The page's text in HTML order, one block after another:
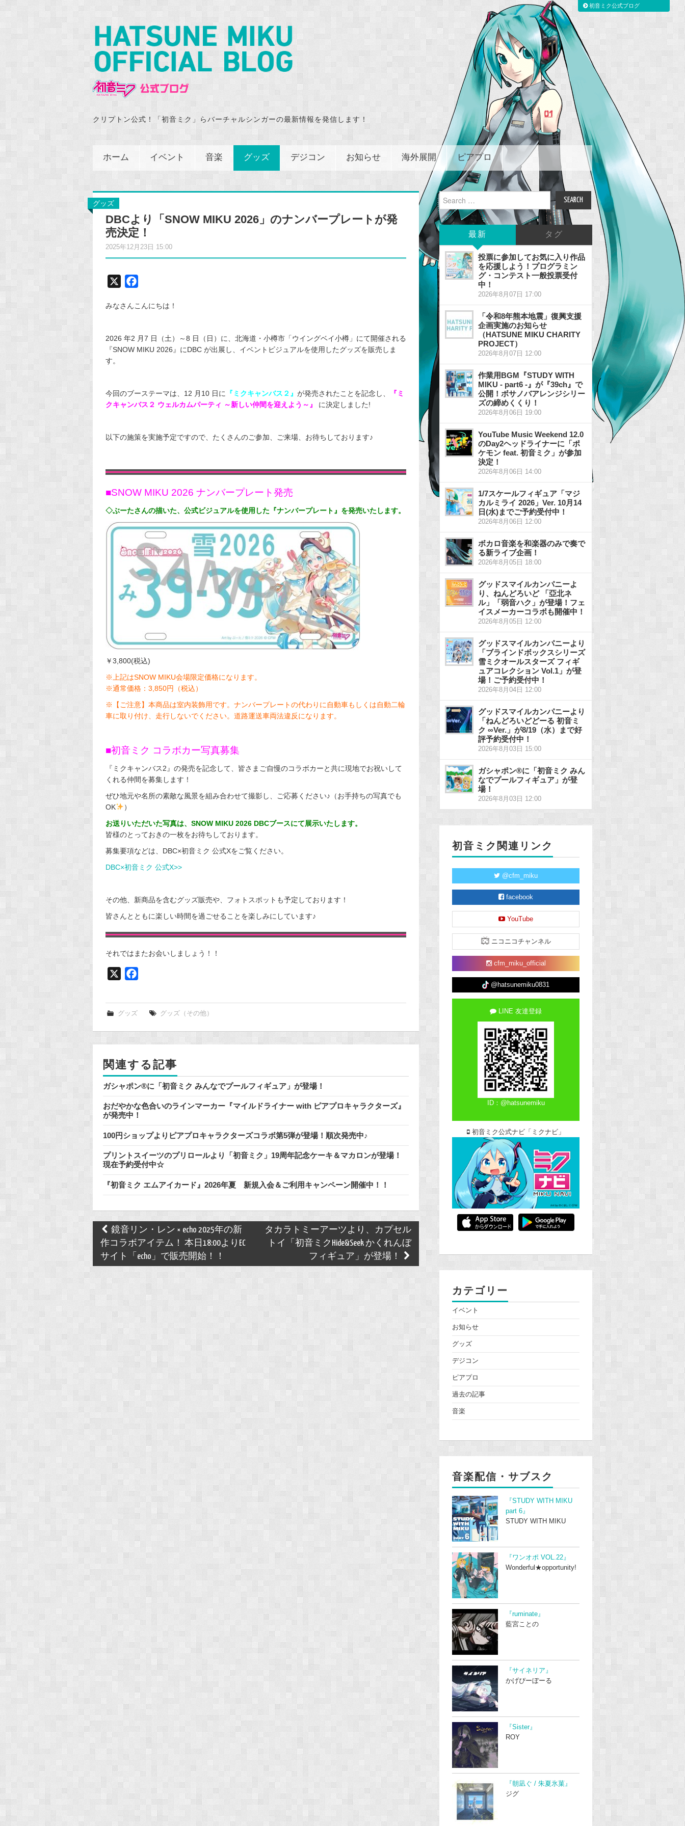
クリプトン公式！「初音ミク」らバーチャルシンガーの最新情報を発信します！
ホーム イベント 音楽 グッズ デジコン お知らせ 海外展開 ピアプロ
グッズ
DBCより「SNOW MIKU 2026」のナンバープレートが発
売決定！
2025年12月23日 15:00
c
b
o
みなさんこんにちは！
2026 年2 月7 日（土）～8 日（日）に、北海道・小樽市「ウイングベイ小樽」にて開催される
『SNOW MIKU 2026』にDBC が出展し、イベントビジュアルを使用したグッズを販売しま
す。
今回のブーステーマは、12 月10 日に 『ミクキャンバス２』 が発売されたことを記念し、
『ミ
クキャンバス２ ウェルカムパーティ ～新しい仲間を迎えよう～』
に決定しました!
以下の施策を実施予定ですので、たくさんのご参加、ご来場、お待ちしております♪
■SNOW MIKU 2026 ナンバープレート発売
◇ぶーたさんの描いた、公式ビジュアルを使用した『ナンバープレート』を発売いたします。
￥3,800(税込)
※上記はSNOW MIKU会場限定価格になります。
※通常価格：3,850円（税込）
※【ご注意】本商品は室内装飾用です。ナンバープレートの代わりに自動車もしくは自動二輪
車に取り付け、走行しないでください。道路運送車両法違反になります。
■初音ミク コラボカー写真募集
『ミクキャンバス2』の発売を記念して、皆さまご自慢のコラボカーと共に現地でお祝いして
くれる仲間を募集します！
ぜひ地元や名所の素敵な風景を組み合わせて撮影し、ご応募ください♪（お手持ちの写真でも
OK
）
お送りいただいた写真は、SNOW MIKU 2026 DBCブースにて展示いたします。
皆様のとっておきの一枚をお待ちしております。
募集要項などは、DBC×初音ミク 公式Xをご覧ください。
DBC×初音ミク 公式X>>
その他、新商品を含むグッズ販売や、フォトスポットも予定しております！
皆さんとともに楽しい時間を過ごせることを楽しみにしています♪
それではまたお会いしましょう！！
k
グッズ グッズ（その他）
関連する記事
ガシャポン®に「初音ミク みんなでプールフィギュア」が登場！
おだやかな色合いのラインマーカー『マイルドライナー with ピアプロキャラクターズ』
が発売中！
100円ショップよりピアプロキャラクターズコラボ第5弾が登場！順次発売中♪
プリントスイーツのプリロールより「初音ミク」19周年記念ケーキ＆マカロンが登場！
現在予約受付中☆
『初音ミク エムアイカード』2026年夏 新規入会＆ご利用キャンペーン開催中！！
Post
navigation
鏡音リン・レン × echo 2025年の新
作コラボアイテム！ 本日18:00よりEC
サイト「echo」で販売開始！！
タカラトミーアーツより、カプセル
トイ「初音ミクHide&Seek かくれんぼ
フィギュア」が登場！
Search
for:
最新 タグ
投票に参加してお気に入り作品
を応援しよう！プログラミン
グ・コンテスト一般投票受付
中！
2026年8月07日 17:00
「令和8年熊本地震」復興支援
企画実施のお知らせ
（HATSUNE MIKU CHARITY
PROJECT）
2026年8月07日 12:00
作業用BGM『STUDY WITH
MIKU - part6 -』が『39ch』で
公開！ボサノバアレンジシリー
ズの締めくくり！
2026年8月06日 19:00
YouTube Music Weekend 12.0
のDay2ヘッドライナーに「ポ
ケモン feat. 初音ミク」が参加
決定！
2026年8月06日 14:00
1/7スケールフィギュア「マジ
カルミライ 2026」Ver. 10月14
日(水)までご予約受付中！
2026年8月06日 12:00
ボカロ音楽を和楽器のみで奏で
る新ライブ企画！
2026年8月05日 18:00
グッドスマイルカンパニーよ
り、ねんどろいど 「亞北ネ
ル」「弱音ハク」が登場！フェ
イスメーカーコラボも開催中！
2026年8月05日 12:00
グッドスマイルカンパニーより
「ブラインドボックスシリーズ
雪ミクオールスターズ フィギ
ュアコレクション Vol.1」が登
場！ご予約受付中！
2026年8月04日 12:00
グッドスマイルカンパニーより
「ねんどろいどどーる 初音ミ
ク ∞Ver.」が8/19（水）まで好
評予約受付中！
2026年8月03日 15:00
ガシャポン®に「初音ミク みん
なでプールフィギュア」が登
場！
2026年8月03日 12:00
初音ミク関連リンク
@cfm_miku
facebook
YouTube
ニコニコチャンネル
cfm_miku_official
@hatsunemiku0831
LINE 友達登録
ID：@hatsunemiku
初音ミク公式ナビ「ミクナビ」
カテゴリー
イベント
お知らせ
グッズ
デジコン
ピアプロ
過去の記事
音楽
音楽配信・サブスク
『STUDY WITH MIKU
part 6』
STUDY WITH MIKU
『ワンオポ VOL.22』
Wonderful★opportunity!
『ruminate』
藍宮ことの
『サイネリア』
かげぴーぼーる
『Sister』
ROY
『朝凪ぐ / 朱夏氷菓』
ジグ
初音ミク公式ブログ